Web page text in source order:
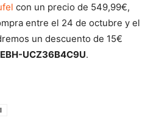
con un precio de 549,99€,
entre el 24 de octubre y el
un descuento de 15€
EBH-UCZ36B4C9U.